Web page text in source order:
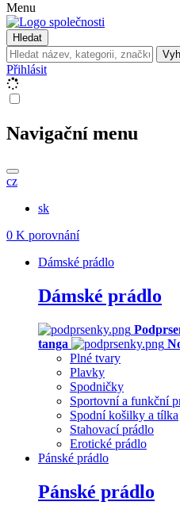
Menu
Hledat
Přihlásit
Navigační menu
cz
sk
0 K porovnání
Dámské prádlo
Dámské prádlo
tanga
Plné tvary
Plavky
Spodničky
Sportovní a funkční
Spodní košilky a tílka
Stahovací prádlo
Erotické prádlo
Pánské prádlo
Pánské prádlo